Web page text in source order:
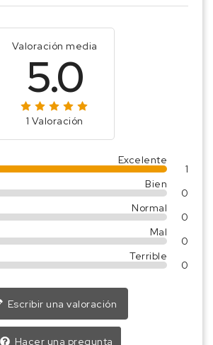
Valoración media
5.0
1 Valoración
Excelente
1
Bien
0
Normal
0
Mal
0
Terrible
0
Escribir una valoración
Hacer una pregunta